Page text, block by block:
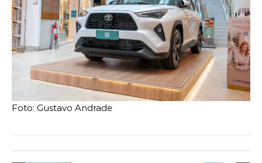
Foto: Gustavo Andrade